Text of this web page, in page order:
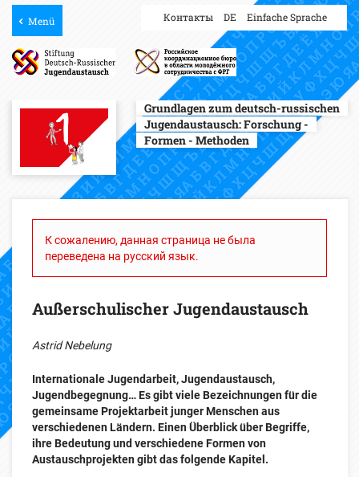
Menü Контакты DE Einfache Sprache
Grundlagen zum deutsch-russischen
Jugendaustausch:Forschung -
Formen - Methoden
К сожалению, данная страница не была
переведена на русский язык.
Außerschulischer Jugendaustausch
Astrid Nebelung
Internationale Jugendarbeit, Jugendaustausch,
Jugendbegegnung… Es gibt viele Bezeichnungen für die
gemeinsame Projektarbeit junger Menschen aus
verschiedenen Ländern. Einen Überblick über Begriffe,
ihre Bedeutung und verschiedene Formen von
Austauschprojekten gibt das folgende Kapitel.